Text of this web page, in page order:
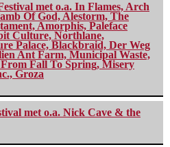
met o.a. In Flames, Arch
Of God, Alestorm, The
Amorphis, Paleface
Culture, Northlane,
Palace, Blackbraid, Der Weg
Ant Farm, Municipal Waste,
Fall To Spring, Misery
Groza
met o.a. Nick Cave & the